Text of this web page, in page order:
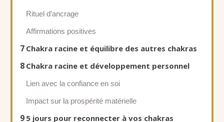
Rituel d’ancrage
Affirmations positives
7 Chakra racine et équilibre des autres chakras
8 Chakra racine et développement personnel
Lien avec la confiance en soi
Impact sur la prospérité matérielle
9 5 jours pour reconnecter à vos chakras